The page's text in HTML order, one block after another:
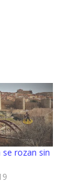
se rozan sin